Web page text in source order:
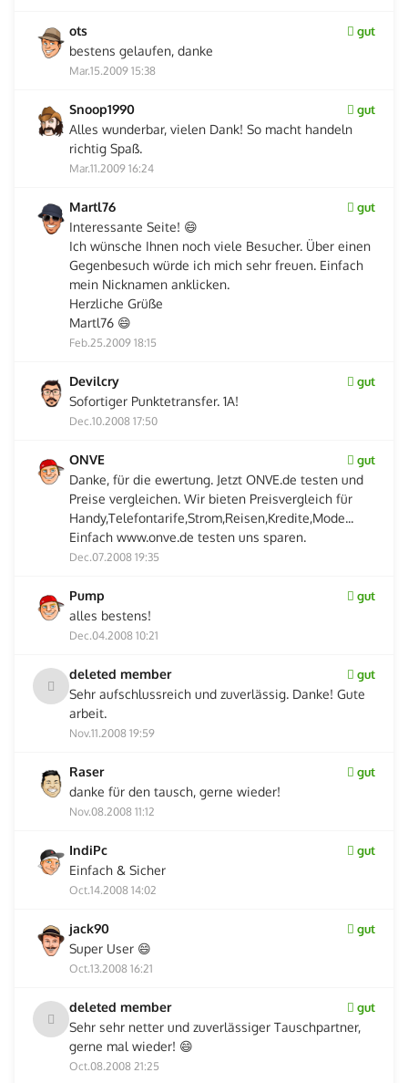
ots gut
bestens gelaufen, danke
Mar.15.2009 15:38
Snoop1990 gut
Alles wunderbar, vielen Dank! So macht handeln
richtig Spaß.
Mar.11.2009 16:24
Martl76 gut
Interessante Seite! 😄
Ich wünsche Ihnen noch viele Besucher. Über einen
Gegenbesuch würde ich mich sehr freuen. Einfach
mein Nicknamen anklicken.
Herzliche Grüße
Martl76 😄
Feb.25.2009 18:15
Devilcry gut
Sofortiger Punktetransfer. 1A!
Dec.10.2008 17:50
ONVE gut
Danke, für die ewertung. Jetzt ONVE.de testen und
Preise vergleichen. Wir bieten Preisvergleich für
Handy,Telefontarife,Strom,Reisen,Kredite,Mode...
Einfach www.onve.de testen uns sparen.
Dec.07.2008 19:35
Pump gut
alles bestens!
Dec.04.2008 10:21
deleted member gut
Sehr aufschlussreich und zuverlässig. Danke! Gute
arbeit.
Nov.11.2008 19:59
Raser gut
danke für den tausch, gerne wieder!
Nov.08.2008 11:12
IndiPc gut
Einfach & Sicher
Oct.14.2008 14:02
jack90 gut
Super User 😄
Oct.13.2008 16:21
deleted member gut
Sehr sehr netter und zuverlässiger Tauschpartner,
gerne mal wieder! 😄
Oct.08.2008 21:25